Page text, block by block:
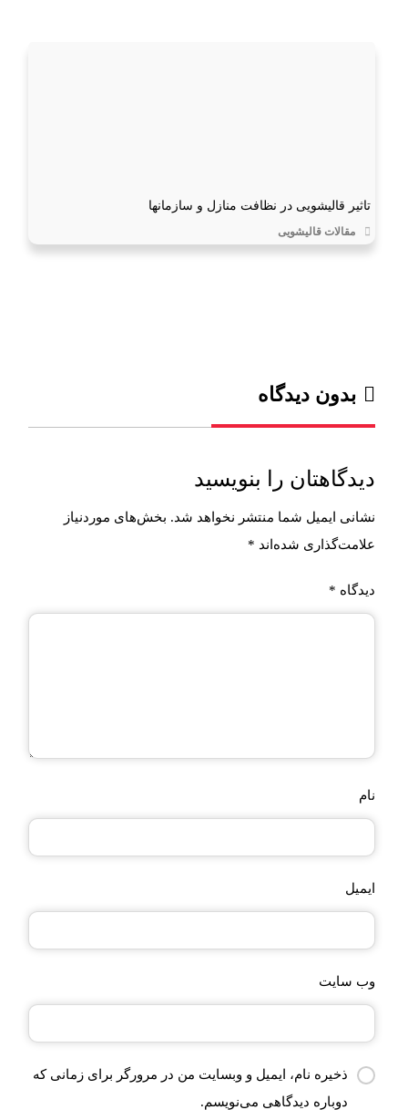
تاثیر قالیشویی در نظافت منازل و سازمانها
مقالات قالیشویی
بدون دیدگاه
دیدگاهتان را بنویسید
نشانی ایمیل شما منتشر نخواهد شد. بخش‌های موردنیاز
علامت‌گذاری شده‌اند *
دیدگاه *
نام
ایمیل
وب‌ سایت
ذخیره نام، ایمیل و وبسایت من در مرورگر برای زمانی که
دوباره دیدگاهی می‌نویسم.